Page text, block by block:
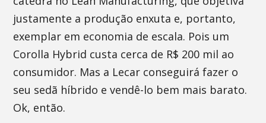
justamente a produção enxuta e, portanto,
exemplar em economia de escala. Pois um
Corolla Hybrid custa cerca de R$ 200 mil ao
consumidor. Mas a Lecar conseguirá fazer o
seu sedã híbrido e vendê-lo bem mais barato.
Ok, então.